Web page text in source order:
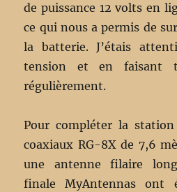
de puissance 12 volts en
ce qui nous a permis de
la batterie. J’étais
tension et en faisant
régulièrement.
Pour compléter la station
coaxiaux RG-8X de 7,6
une antenne filaire
finale MyAntennas ont